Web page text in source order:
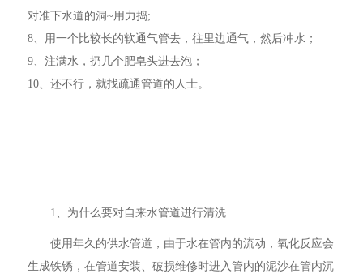
对准下水道的洞~用力捣;
8、用一个比较长的软通气管去，往里边通气，然后冲水；
9、注满水，扔几个肥皂头进去泡；
10、还不行，就找疏通管道的人士。
1、为什么要对自来水管道进行清洗
使用年久的供水管道，由于水在管内的流动，氧化反应会
生成铁锈，在管道安装、破损维修时进入管内的泥沙在管内沉